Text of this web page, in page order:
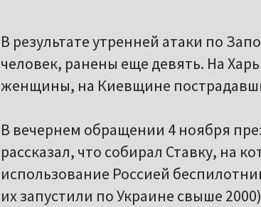
В результате утренней атаки по
человек, ранены еще девять. На
женщины, на Киевщине
В вечернем обращении 4 ноября
рассказал, что собирал Ставку, на
использование Россией
их запустили по Украине свыше